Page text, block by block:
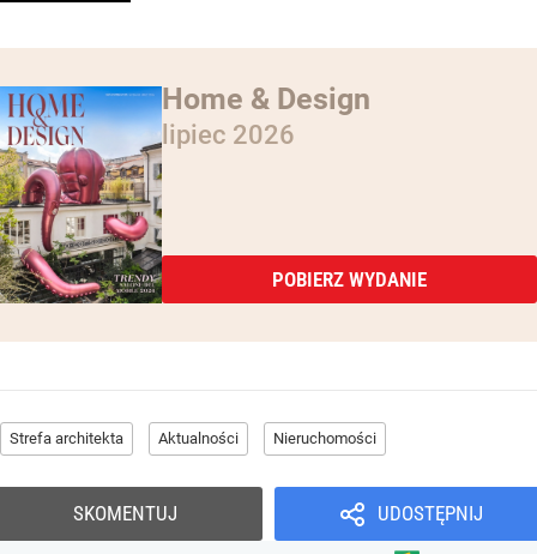
Home & Design
lipiec 2026
POBIERZ WYDANIE
Strefa architekta Aktualności Nieruchomości
UDOSTĘPNIJ
SKOMENTUJ